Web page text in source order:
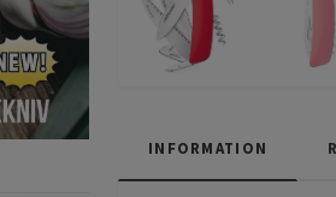
INFORMATION